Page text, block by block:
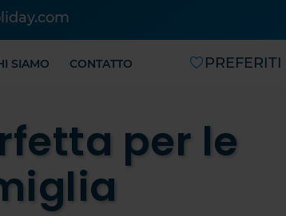
SIAMO CONTATTO PREFERITI
per le